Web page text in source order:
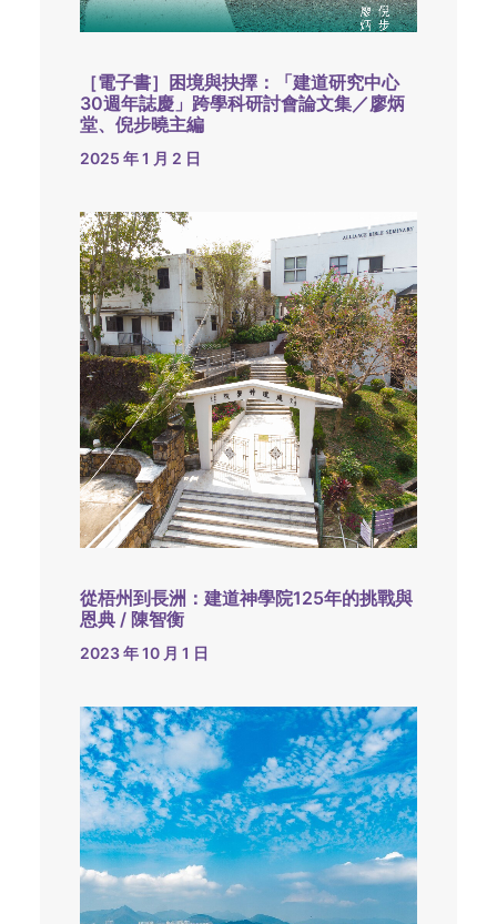
［電子書］困境與抉擇：「建道研究中心
30週年誌慶」跨學科研討會論文集／廖炳
堂、倪步曉主編
2025 年 1 月 2 日
從梧州到長洲：建道神學院125年的挑戰與
恩典 / 陳智衡
2023 年 10 月 1 日